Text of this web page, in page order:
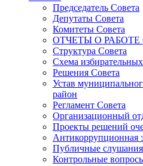
Председатель Совета
Депутаты Совета
Комитеты Совета
ОТЧЕТЫ О РАБОТЕ
Структура Совета
Схема
Решения Совета
Устав
район
Регламент Совета
Организационный
Проекты решений
Антикоррупционная
Публичные слушания
Контрольные